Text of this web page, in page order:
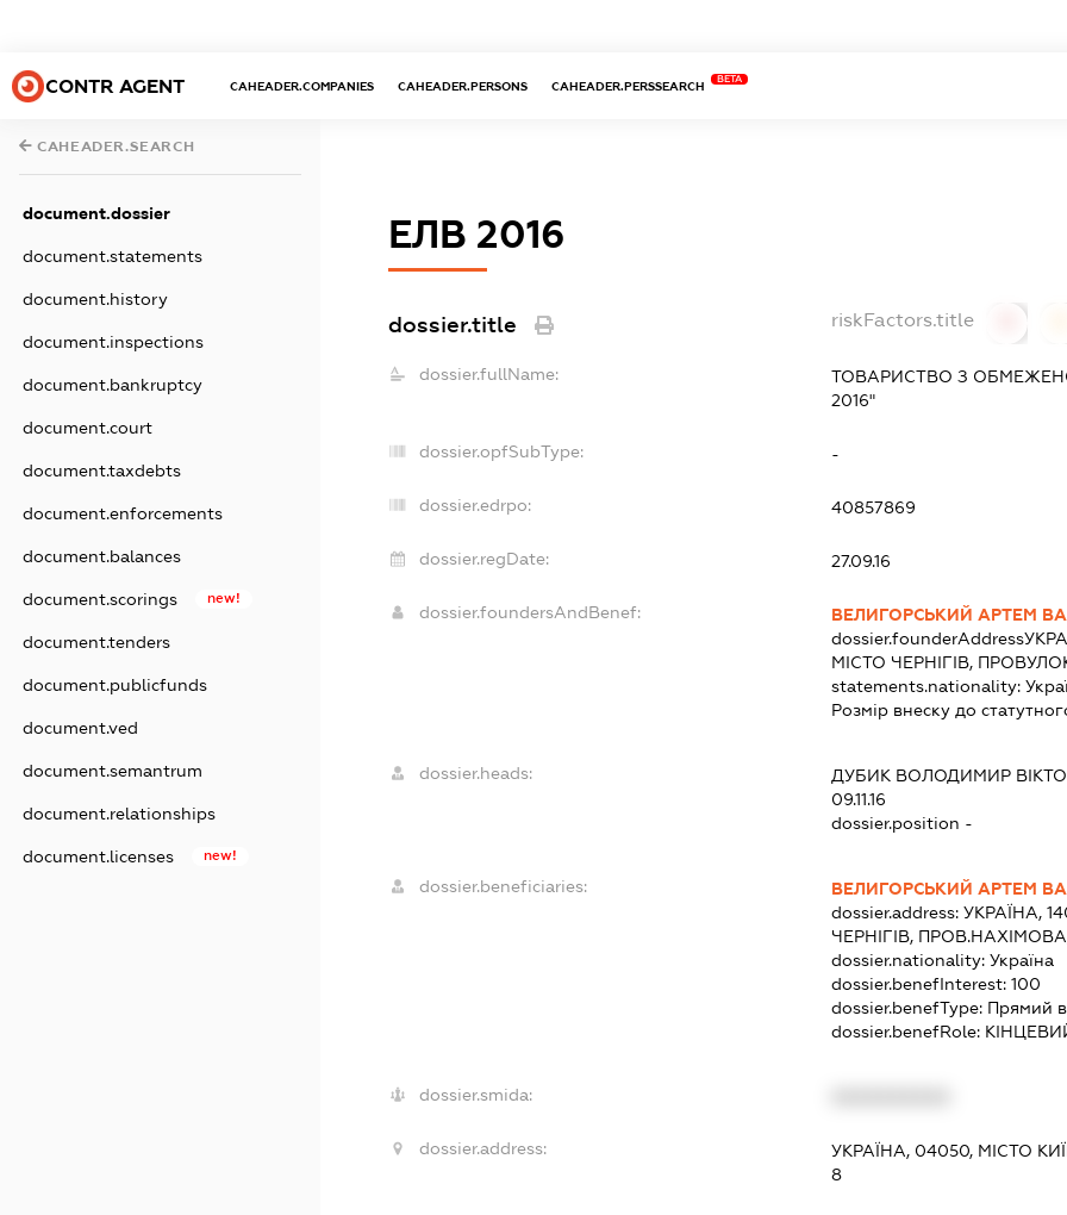
CONTR AGENT CAHEADER.COMPANIES CAHEADER.PERSONS CAHEADER.PERSSEARCH
BETA
CAHEADER.SEARCH
document.dossier
document.statements
document.history
document.inspections
document.bankruptcy
document.court
document.taxdebts
document.enforcements
document.balances
document.scorings new!
document.tenders
document.publicfunds
document.ved
document.semantrum
document.relationships
document.licenses new!
ЕЛВ 2016
dossier.title riskFactors.title
dossier.fullName:
ТОВАРИСТВО З
2016"
dossier.opfSubType: -
dossier.edrpo: 40857869
dossier.regDate: 27.09.16
dossier.foundersAndBenef:
ВЕЛИГОРСЬКИЙ АРТЕМ
dossier.founderAddress
МІСТО ЧЕРНІГІВ,
statements.nationality:
Розмір внеску до
dossier.heads: ДУБИК ВОЛОДИМИР
09.11.16
dossier.position -
dossier.beneficiaries:
ВЕЛИГОРСЬКИЙ АРТЕМ
dossier.address: УКРАЇНА,
ЧЕРНІГІВ,
dossier.nationality: Україна
dossier.benefInterest: 100
dossier.benefType: Прямий
dossier.benefRole:
dossier.smida:
dossier.address:
УКРАЇНА, 04050, МІСТО
8